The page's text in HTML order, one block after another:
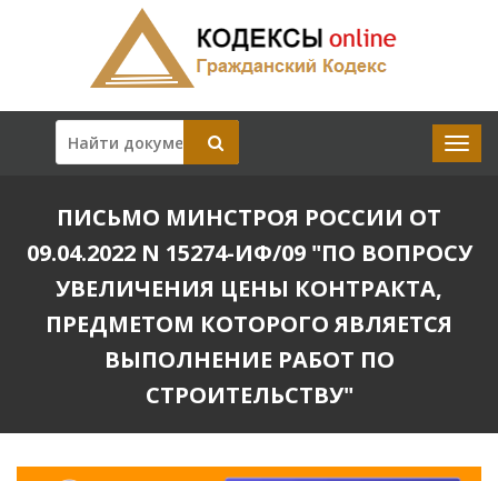
ПИСЬМО МИНСТРОЯ РОССИИ ОТ
09.04.2022 N 15274-ИФ/09 "ПО ВОПРОСУ
УВЕЛИЧЕНИЯ ЦЕНЫ КОНТРАКТА,
ПРЕДМЕТОМ КОТОРОГО ЯВЛЯЕТСЯ
ВЫПОЛНЕНИЕ РАБОТ ПО
СТРОИТЕЛЬСТВУ"